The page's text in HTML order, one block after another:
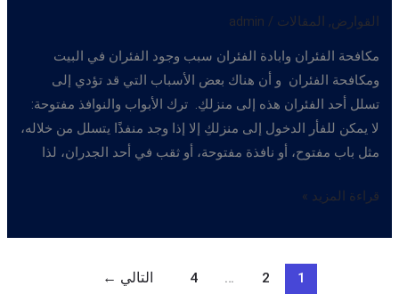
القوارض, المقالات /
admin
مكافحة الفئران وابادة الفئران سبب وجود الفئران في البيت
ومكافحة الفئران و أن هناك بعض الأسباب التي قد تؤدي إلى
تسلل أحد الفئران هذه إلى منزلكِ. ترك الأبواب والنوافذ مفتوحة:
لا يمكن للفأر الدخول إلى منزلكِ إلا إذا وجد منفذًا يتسلل من خلاله،
مثل باب مفتوح، أو نافذة مفتوحة، أو ثقب في أحد الجدران، لذا
مكافحة
وسبب
قراءة المزيد »
1
2
…
4 التالي ←